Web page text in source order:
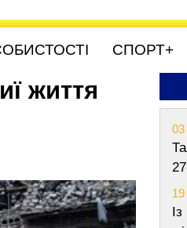
СПОРТ+
життя
03